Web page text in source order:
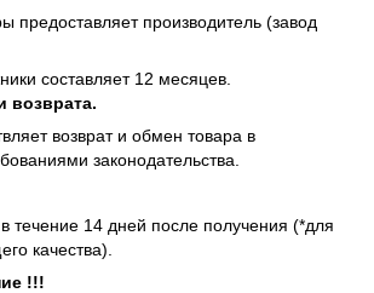
предоставляет производитель (завод
составляет 12 месяцев.
возврата.
возврат и обмен товара в
законодательства.
течение 14 дней после получения (*для
качества).
!!!